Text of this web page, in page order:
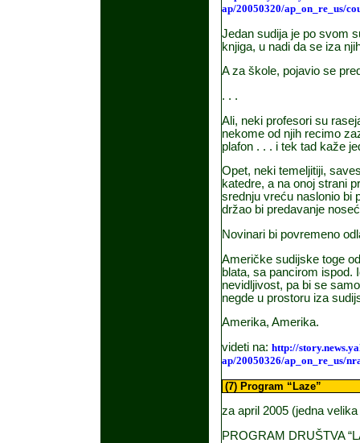
ap/20050320/ap_on_re_us/
Jedan sudija je po svom
knjiga, u nadi da se iza
A za škole, pojavio se
. . .
Ali, neki profesori su
nekome od njih recimo
plafon . . . i tek tad kaže
Opet, neki temeljitiji,
katedre, a na onoj strani
srednju vreću naslonio bi
držao bi predavanje
Novinari bi povremeno
Američke sudijske toge
blata, sa pancirom ispod.
nevidljivost, pa bi se
negde u prostoru iza
Amerika, Amerika.
videti na: http://
ap/20050326/ap_on_re_us/
(7) Program “Laze”
za april 2005 (jedna
PROGRAM DRUŠTVA